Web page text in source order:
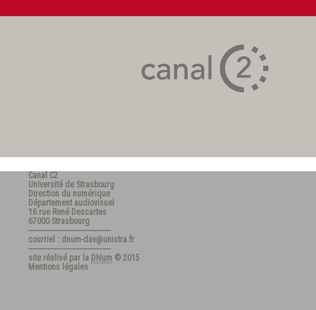
Canal C2
Université de Strasbourg
Direction du numérique
Département audiovisuel
16 rue René Descartes
67000 Strasbourg
---------------------------------------
courriel : dnum-dav@unistra.fr
---------------------------------------
site réalisé par la DNum © 2015
Mentions légales